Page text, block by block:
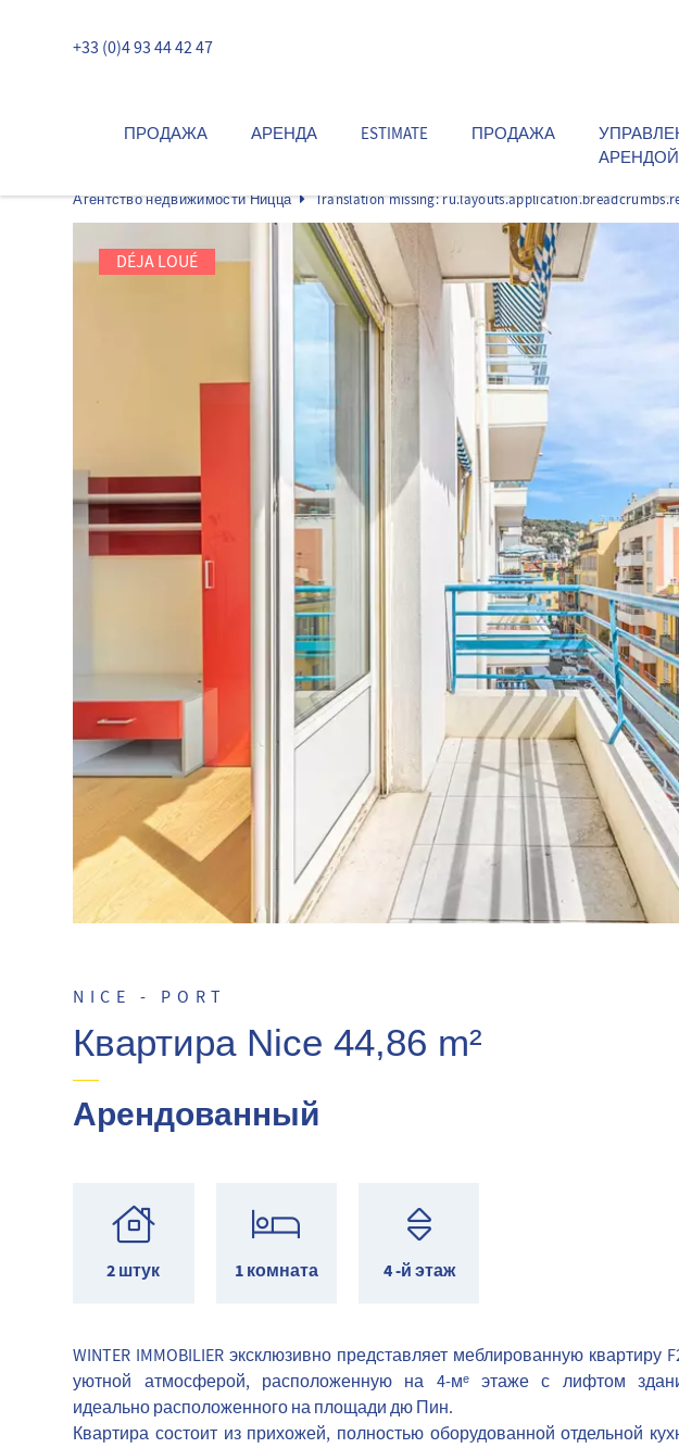
+33 (0)4 93 44 42 47
ПРОДАЖА АРЕНДА ESTIMATE ПРОДАЖА
АРЕНДОЙ
Агентство недвижимости Ницца Translation missing:
DÉJA LOUÉ
NICE - PORT
Квартира Nice 44,86 m²
Арендованный
2 штук 1 комната 4 -й этаж
WINTER IMMOBILIER эксклюзивно представляет меблированную квартиру
уютной атмосферой, расположенную на 4-мᵉ этаже с лифтом
идеально расположенного на площади дю Пин.
Квартира состоит из прихожей, полностью оборудованной отдельной